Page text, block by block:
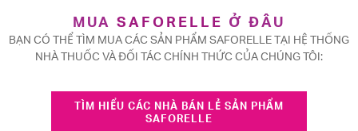
MUA SAFORELLE Ở ĐÂU
BẠN CÓ THỂ TÌM MUA CÁC SẢN PHẨM SAFORELLE TẠI HỆ THỐNG
NHÀ THUỐC VÀ ĐỐI TÁC CHÍNH THỨC CỦA CHÚNG TÔI:
TÌM HIỂU CÁC NHÀ BÁN LẺ SẢN PHẨM
SAFORELLE